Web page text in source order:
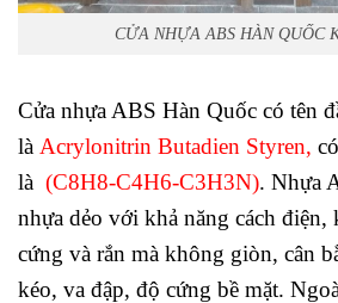
CỬA NHỰA ABS HÀN QUỐC
Cửa nhựa ABS Hàn Quốc có tên
là Acrylonitrin Butadien Styren,
là (C8H8-C4H6-C3H3N). Nhựa
nhựa dẻo với khả năng cách điện,
cứng và rắn mà không giòn, cân
kéo, va đập, độ cứng bề mặt.